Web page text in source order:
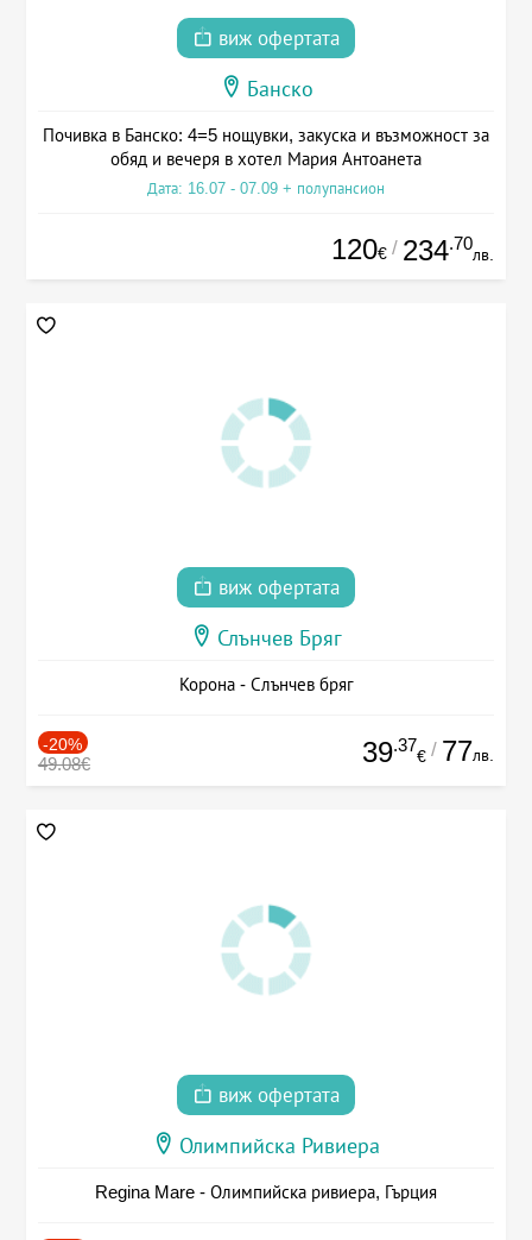
виж офертата
Банско
Почивка в Банско: 4=5 нощувки, закуска и възможност за
обяд и вечеря в хотел Мария Антоанета
Дата: 16.07 - 07.09 + полупансион
120€ / 234.70
лв.
виж офертата
Слънчев Бряг
Корона - Слънчев бряг
-20%
49.08€ 39.37
€ / 77лв.
виж офертата
Олимпийска Ривиера
Regina Mare - Олимпийска ривиера, Гърция